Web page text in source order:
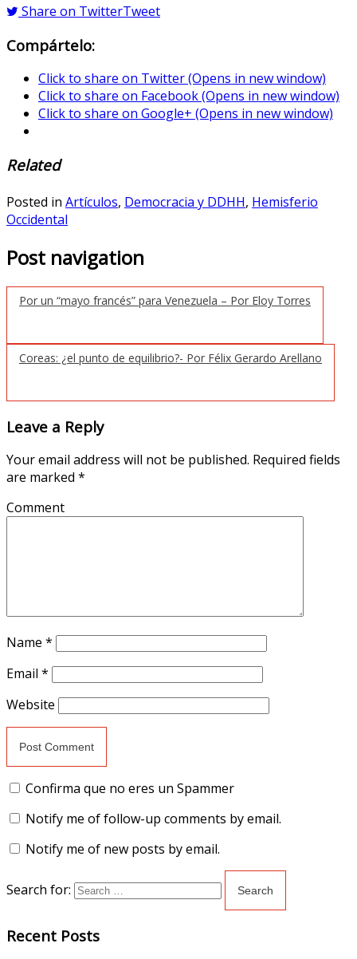
Share on TwitterTweet
Compártelo:
Click to share on Twitter (Opens in new window)
Click to share on Facebook (Opens in new window)
Click to share on Google+ (Opens in new window)
Related
Posted in Artículos, Democracia y DDHH, Hemisferio
Occidental
Post navigation
Por un “mayo francés” para Venezuela – Por Eloy Torres
Coreas: ¿el punto de equilibrio?- Por Félix Gerardo Arellano
Leave a Reply
Your email address will not be published. Required fields
are marked *
Comment
Name *
Email *
Website
Confirma que no eres un Spammer
Notify me of follow-up comments by email.
Notify me of new posts by email.
Search for:
Recent Posts